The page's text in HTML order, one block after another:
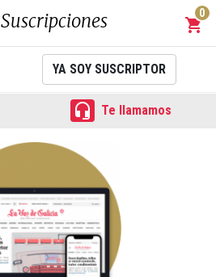
Suscripciones shopping_cart
0
YA SOY SUSCRIPTOR
 Te llamamos